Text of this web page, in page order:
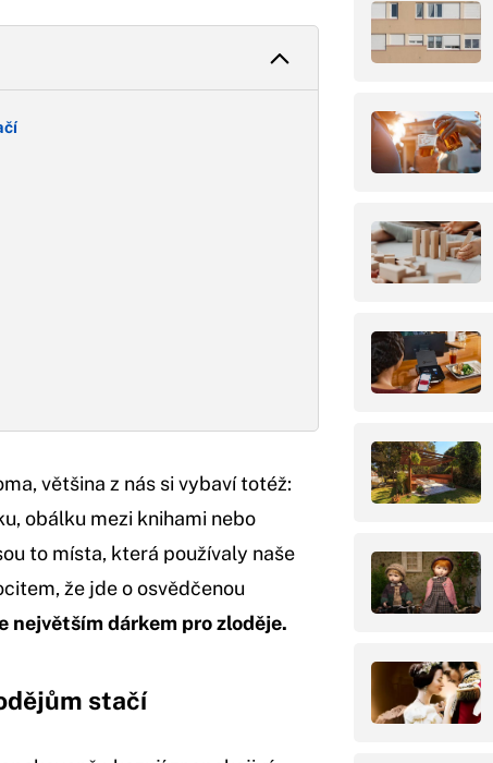
většina z nás si vybaví totéž:
obálku mezi knihami nebo
to místa, která používaly naše
že jde o osvědčenou
největším dárkem pro zloděje.
stačí